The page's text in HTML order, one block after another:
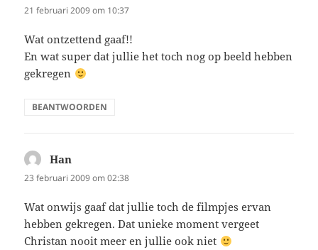
21 februari 2009 om 10:37
Wat ontzettend gaaf!!
En wat super dat jullie het toch nog op beeld hebben
gekregen
BEANTWOORDEN
Han
23 februari 2009 om 02:38
Wat onwijs gaaf dat jullie toch de filmpjes ervan
hebben gekregen. Dat unieke moment vergeet
Christan nooit meer en jullie ook niet